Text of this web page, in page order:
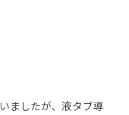
ましたが、液タブ導